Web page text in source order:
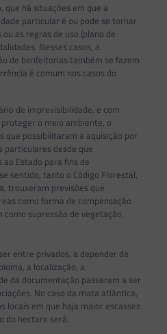
há situações em que a
particular é ou pode se tornar
as regras de uso (plano de
Nesses casos, a
de benfeitorias também se fazem
é comum nos casos do
de imprevisibilidade, e com
o meio ambiente, o
que possibilitaram a aquisição por
particulares desde que
Estado para fins de
sentido, tanto o Código Florestal,
trouxeram previsões que
como forma de compensação
supressão de vegetação,
entre privados, a depender da
a localização, a
da documentação passaram a ser
No caso da mata atlântica,
locais em que haja maior escassez
do hectare será.